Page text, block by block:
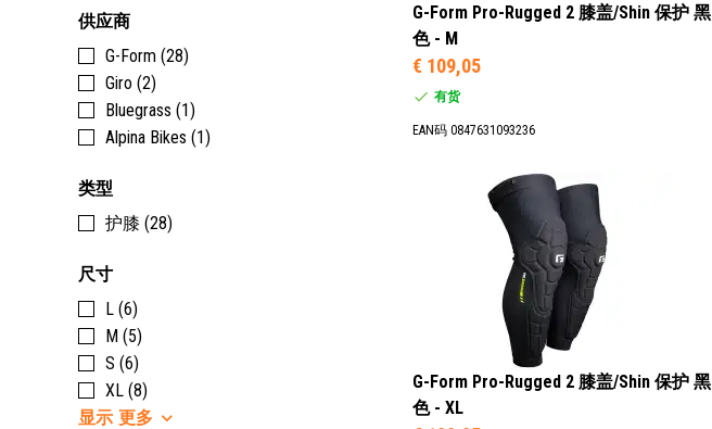
供应商
G-Form (28)
Giro (2)
Bluegrass (1)
Alpina Bikes (1)
类型
护膝 (28)
尺寸
L (6)
M (5)
S (6)
XL (8)
显示 更多
G-Form Pro-Rugged 2 膝盖/Shin 保护 黑
色 - M
€ 109,05
有货
EAN码 0847631093236
G-Form Pro-Rugged 2 膝盖/Shin 保护 黑
色 - XL